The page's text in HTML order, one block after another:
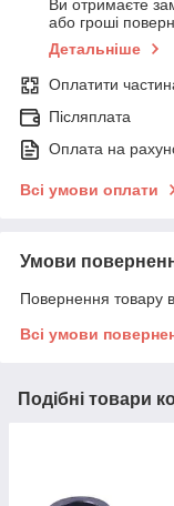
Ви отримаєте
або гроші
Детальніше
Оплатити
Післяплата
Оплата на
Всі умови оплати
Умови
Повернення товару
Всі умови
Подібні товари